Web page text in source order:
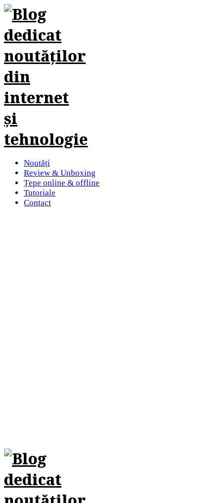
Noutăți
Review & Unboxing
Țepe online & offline
Tutoriale
Contact